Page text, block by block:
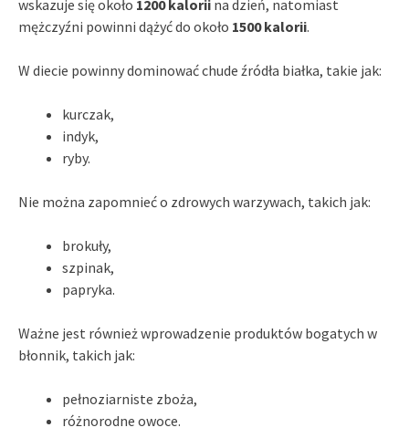
wskazuje się około 1200 kalorii na dzień, natomiast
mężczyźni powinni dążyć do około 1500 kalorii.
W diecie powinny dominować chude źródła białka, takie jak:
kurczak,
indyk,
ryby.
Nie można zapomnieć o zdrowych warzywach, takich jak:
brokuły,
szpinak,
papryka.
Ważne jest również wprowadzenie produktów bogatych w
błonnik, takich jak:
pełnoziarniste zboża,
różnorodne owoce.